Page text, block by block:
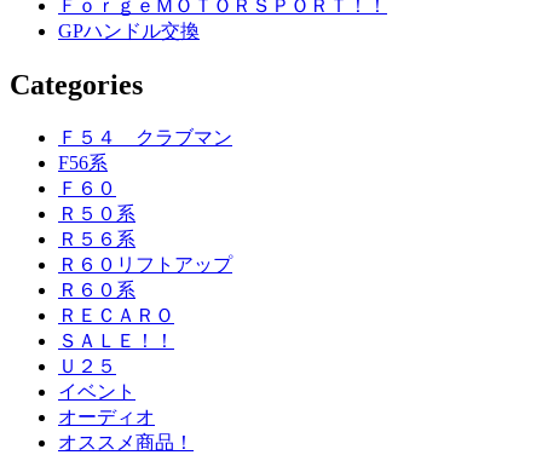
ＦｏｒｇｅＭＯＴＯＲＳＰＯＲＴ！！
GPハンドル交換
Categories
Ｆ５４ クラブマン
F56系
Ｆ６０
Ｒ５０系
Ｒ５６系
Ｒ６０リフトアップ
Ｒ６０系
ＲＥＣＡＲＯ
ＳＡＬＥ！！
Ｕ２５
イベント
オーディオ
オススメ商品！